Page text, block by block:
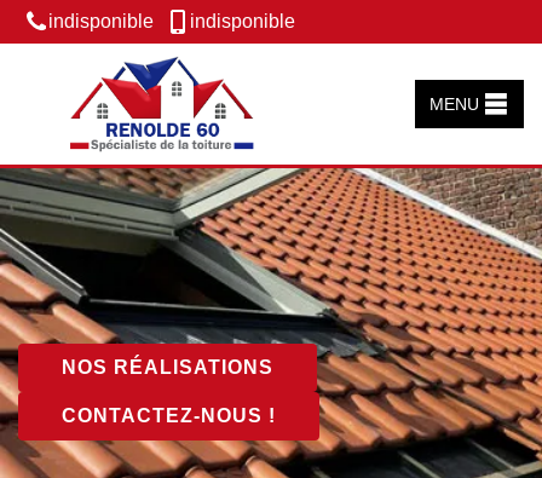
indisponible indisponible
MENU
NOS RÉALISATIONS
CONTACTEZ-NOUS !